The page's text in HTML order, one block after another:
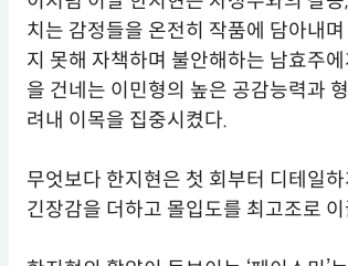
치는 감정들을 온전히 작품에 담아내
지 못해 자책하며 불안해하는 남효주
을 건네는 이민형의 높은 공감능력과
려내 이목을 집중시켰다.
무엇보다 한지현은 첫 회부터 디테일
긴장감을 더하고 몰입도를 최고조로